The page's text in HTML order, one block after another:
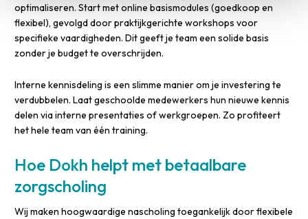
optimaliseren. Start met online basismodules (goedkoop en
flexibel), gevolgd door praktijkgerichte workshops voor
specifieke vaardigheden. Dit geeft je team een solide basis
zonder je budget te overschrijden.
Interne kennisdeling is een slimme manier om je investering te
verdubbelen. Laat geschoolde medewerkers hun nieuwe kennis
delen via interne presentaties of werkgroepen. Zo profiteert
het hele team van één training.
Hoe Dokh helpt met betaalbare
zorgscholing
Wij maken hoogwaardige nascholing toegankelijk door flexibele